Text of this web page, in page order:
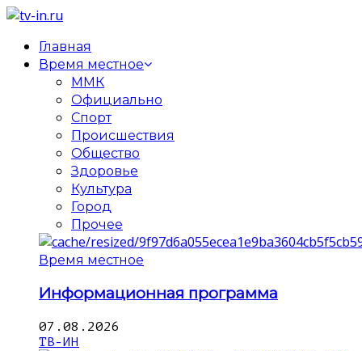
Главная
Время местное
ММК
Официально
Спорт
Происшествия
Общество
Здоровье
Культура
Город
Прочее
Время местное
Информационная программа
07.08.2026
ТВ-ИН